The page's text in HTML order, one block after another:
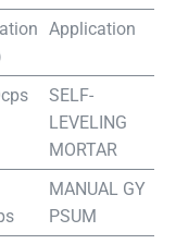
Application
SELF-
LEVELING
MORTAR
MANUAL GY
PSUM